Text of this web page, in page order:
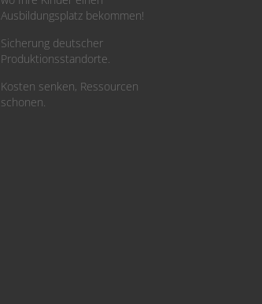
Ausbildungsplatz bekommen!
Sicherung deutscher
Produktionsstandorte.
Kosten senken, Ressourcen
schonen.